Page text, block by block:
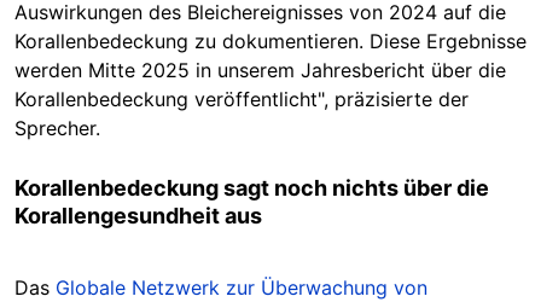
Auswirkungen des Bleichereignisses von 2024 auf die
Korallenbedeckung zu dokumentieren. Diese Ergebnisse
werden Mitte 2025 in unserem Jahresbericht über die
Korallenbedeckung veröffentlicht", präzisierte der
Sprecher.
Korallenbedeckung sagt noch nichts über die
Korallengesundheit aus
Das Globale Netzwerk zur Überwachung von